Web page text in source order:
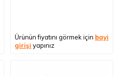
Ürünün fiyatını görmek için bayi
girişi yapınız